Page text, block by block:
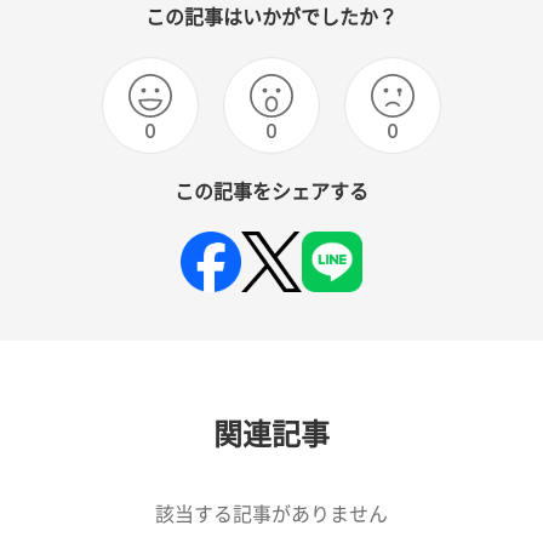
この記事はいかがでしたか？
0 0 0
この記事をシェアする
関連記事
該当する記事がありません